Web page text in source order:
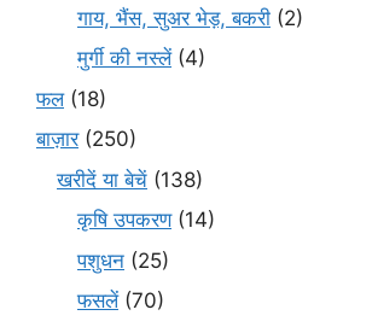
गाय, भैंस, सुअर भेड़, बकरी (2)
मुर्गी की नस्लें(4)
फल(18)
बाज़ार(250)
खरीदें या बेचें (138)
कृषि उपकरण(14)
पशुधन (25)
फसलें(70)